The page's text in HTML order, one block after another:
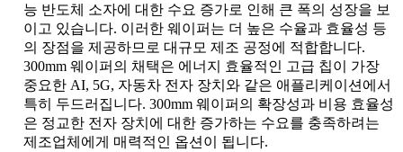
능 반도체 소자에 대한 수요 증가로 인해 큰 폭의 성장을 보
이고 있습니다. 이러한 웨이퍼는 더 높은 수율과 효율성 등
의 장점을 제공하므로 대규모 제조 공정에 적합합니다.
300mm 웨이퍼의 채택은 에너지 효율적인 고급 칩이 가장
중요한 AI, 5G, 자동차 전자 장치와 같은 애플리케이션에서
특히 두드러집니다. 300mm 웨이퍼의 확장성과 비용 효율성
은 정교한 전자 장치에 대한 증가하는 수요를 충족하려는
제조업체에게 매력적인 옵션이 됩니다.